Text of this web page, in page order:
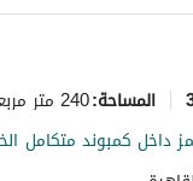
المساحة:240 متر مربع